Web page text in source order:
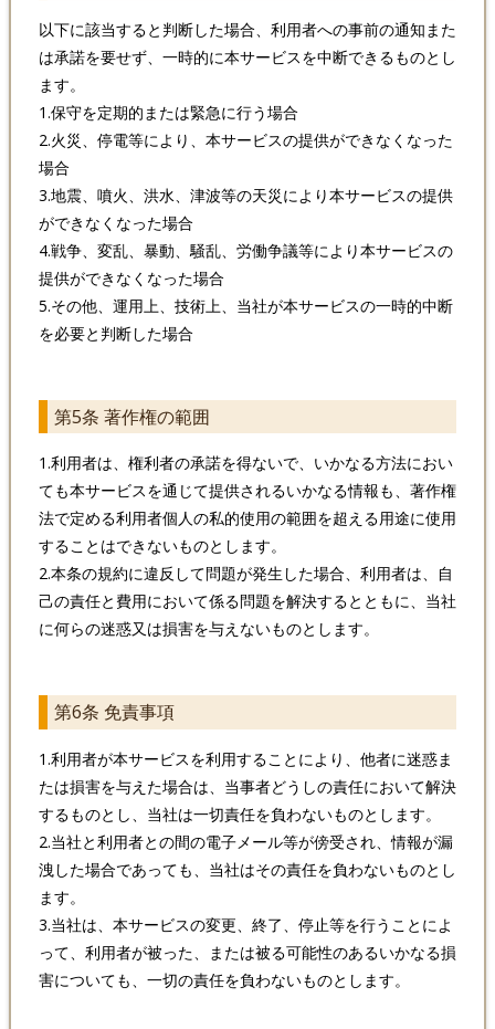
以下に該当すると判断した場合、利用者への事前の通知また
は承諾を要せず、一時的に本サービスを中断できるものとし
ます。
1.保守を定期的または緊急に行う場合
2.火災、停電等により、本サービスの提供ができなくなった
場合
3.地震、噴火、洪水、津波等の天災により本サービスの提供
ができなくなった場合
4.戦争、変乱、暴動、騒乱、労働争議等により本サービスの
提供ができなくなった場合
5.その他、運用上、技術上、当社が本サービスの一時的中断
を必要と判断した場合
第5条 著作権の範囲
1.利用者は、権利者の承諾を得ないで、いかなる方法におい
ても本サービスを通じて提供されるいかなる情報も、著作権
法で定める利用者個人の私的使用の範囲を超える用途に使用
することはできないものとします。
2.本条の規約に違反して問題が発生した場合、利用者は、自
己の責任と費用において係る問題を解決するとともに、当社
に何らの迷惑又は損害を与えないものとします。
第6条 免責事項
1.利用者が本サービスを利用することにより、他者に迷惑ま
たは損害を与えた場合は、当事者どうしの責任において解決
するものとし、当社は一切責任を負わないものとします。
2.当社と利用者との間の電子メール等が傍受され、情報が漏
洩した場合であっても、当社はその責任を負わないものとし
ます。
3.当社は、本サービスの変更、終了、停止等を行うことによ
って、利用者が被った、または被る可能性のあるいかなる損
害についても、一切の責任を負わないものとします。